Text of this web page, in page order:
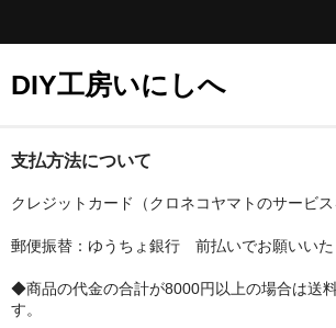
DIY工房いにしへ
お勧め商品
セット商品
クリーニングに
カラーフィルに
支払方法について
クレジットカード（クロネコヤマトのサービス
郵便振替：ゆうちょ銀行 前払いでお願いいた
◆商品の代金の合計が8000円以上の場合は送
す。